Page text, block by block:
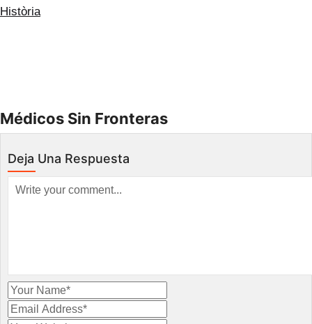
Història
Médicos Sin Fronteras
Deja Una Respuesta